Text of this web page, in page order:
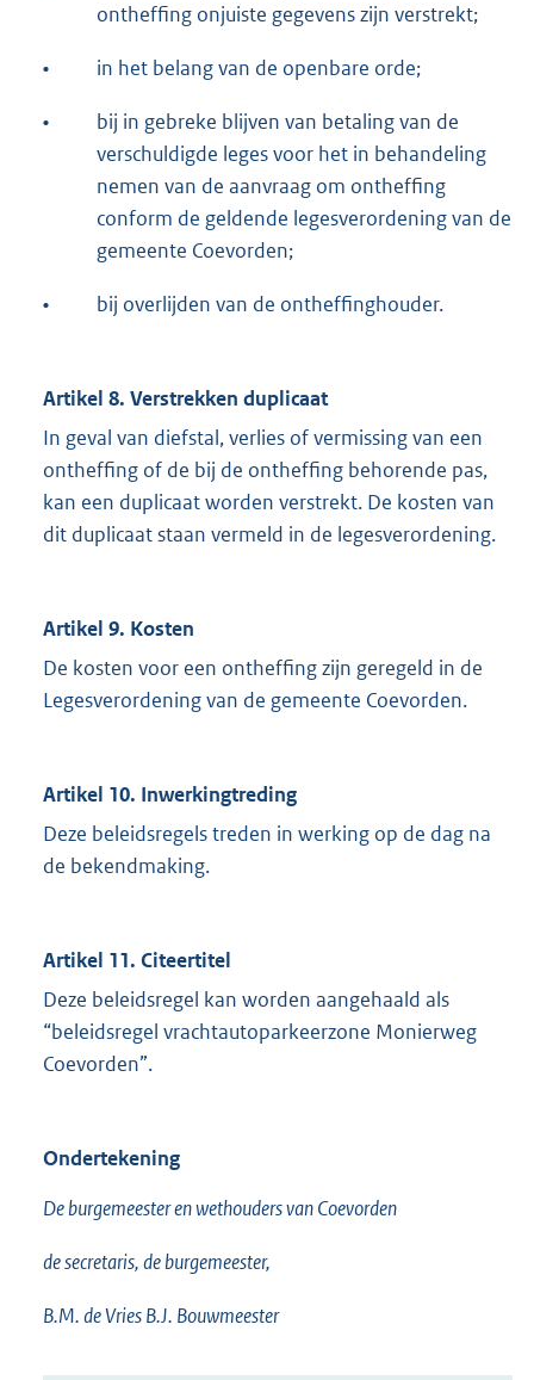
ontheffing onjuiste gegevens zijn verstrekt;
• in het belang van de openbare orde;
•
bij in gebreke blijven van betaling van de
verschuldigde leges voor het in behandeling
nemen van de aanvraag om ontheffing
conform de geldende legesverordening van de
gemeente Coevorden;
• bij overlijden van de ontheffinghouder.
Artikel 8. Verstrekken duplicaat
In geval van diefstal, verlies of vermissing van een
ontheffing of de bij de ontheffing behorende pas,
kan een duplicaat worden verstrekt. De kosten van
dit duplicaat staan vermeld in de legesverordening.
Artikel 9. Kosten
De kosten voor een ontheffing zijn geregeld in de
Legesverordening van de gemeente Coevorden.
Artikel 10. Inwerkingtreding
Deze beleidsregels treden in werking op de dag na
de bekendmaking.
Artikel 11. Citeertitel
Deze beleidsregel kan worden aangehaald als
“beleidsregel vrachtautoparkeerzone Monierweg
Coevorden”.
Ondertekening
De burgemeester en wethouders van Coevorden
de secretaris, de burgemeester,
B.M. de Vries B.J. Bouwmeester